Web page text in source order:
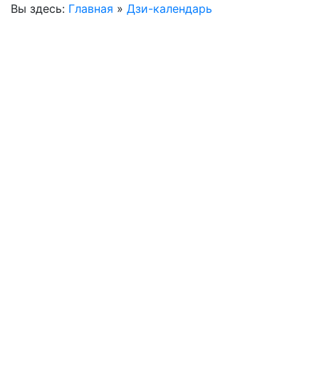
Вы здесь: Главная » Дзи-календарь